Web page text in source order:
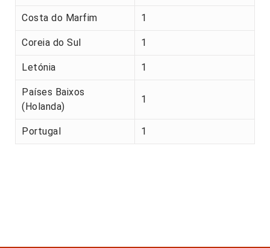
Costa do Marfim 1
Coreia do Sul 1
Letónia 1
Países Baixos
(Holanda)
1
Portugal 1